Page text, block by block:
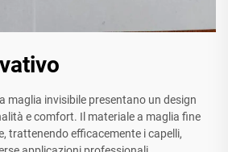
maglia invisibile presentano un design
e comfort. Il materiale a maglia fine
trattenendo efficacemente i capelli,